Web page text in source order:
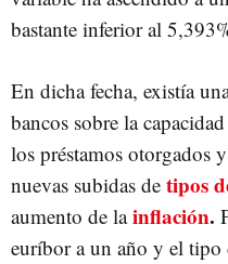
bastante inferior al
En dicha fecha, existía
bancos sobre la
los préstamos otorgados
nuevas subidas de tipos
aumento de lainflación.
euríbor a un año y el tipo